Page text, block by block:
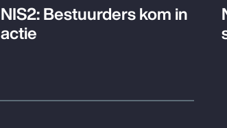
NIS2: Bestuurders kom in
actie